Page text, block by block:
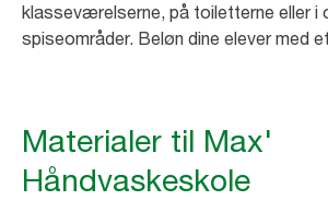
klasseværelserne, på toiletterne eller i
spiseområder. Beløn dine elever med
Materialer til Max'
Håndvaskeskole